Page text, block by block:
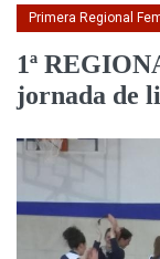
Primera Regional
1ª
jornada de